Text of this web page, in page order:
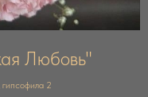
Любовь"
гипсофила 2